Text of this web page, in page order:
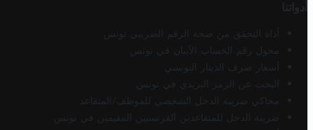
أدواتنا
أداة التحقق من صحة الرقم الضريبي تونس
محول رقم الحساب الآيبان في تونس
أسعار صرف الدينار التونسي
البحث عن الرمز البريدي في تونس
محاكي ضريبة الدخل الشخصي للموظف/المتقاعد
ضريبة الدخل للمتقاعدين الفرنسيين المقيمين في تونس